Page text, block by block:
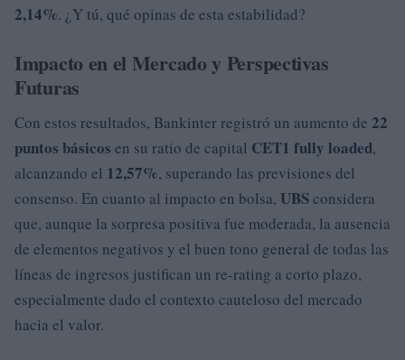
2,14%. ¿Y tú, qué opinas de esta estabilidad?
Impacto en el Mercado y Perspectivas
Futuras
Con estos resultados, Bankinter registró un aumento de 22
puntos básicos en su ratio de capital CET1 fully loaded,
alcanzando el 12,57%, superando las previsiones del
consenso. En cuanto al impacto en bolsa, UBSconsidera
que, aunque la sorpresa positiva fue moderada, la ausencia
de elementos negativos y el buen tono general de todas las
líneas de ingresos justifican un re-rating a corto plazo,
especialmente dado el contexto cauteloso del mercado
hacia el valor.